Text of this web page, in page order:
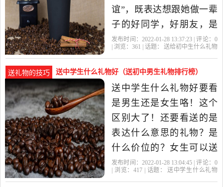
贺卡 这是一
谊”，既表达想跟她做一辈
子的好同学，好朋友，是
最能拉近同学感情的礼
学的照片，只要倒入开水
就能显现照片，非常有创
意。 2.盏启明灯，白天吸
收阳光晚上就能发光。还
能在...
发布时间：2022-01-28 13:37:23 | 评论： 0
| 浏览： 361 | 话题：
送给初中生什么礼物
送礼物的技巧 送中学生什么礼物好（送初中男生礼物排行榜）
送中学生什么礼物好要看
是男生还是女生咯！这个
区别大了！还要看送的是
表达什么意思的礼物？是
什么价位的？女生可以送
娃娃啊，男生就送一些运
发布时间：2022-01-28 13:04:45 | 评论： 0
| 浏览： 417 | 话题：
送中学生什么礼物